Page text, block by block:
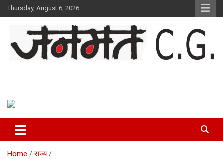
Skip
to
Thursday, August 6, 2026
Home
राज्य